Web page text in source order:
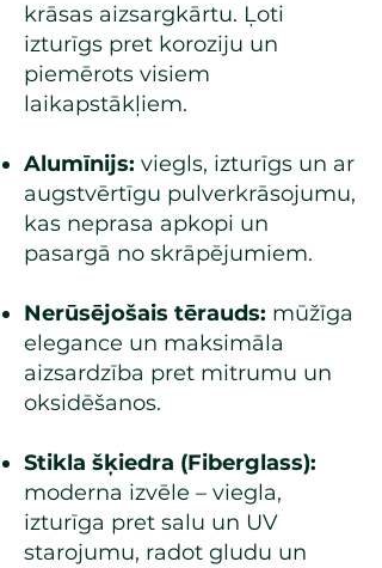
krāsas aizsargkārtu. Ļoti
izturīgs pret koroziju un
piemērots visiem
laikapstākļiem.
Alumīnijs: viegls, izturīgs un ar
augstvērtīgu pulverkrāsojumu,
kas neprasa apkopi un
pasargā no skrāpējumiem.
Nerūsējošais tērauds: mūžīga
elegance un maksimāla
aizsardzība pret mitrumu un
oksidēšanos.
Stikla šķiedra (Fiberglass):
moderna izvēle – viegla,
izturīga pret salu un UV
starojumu, radot gludu un